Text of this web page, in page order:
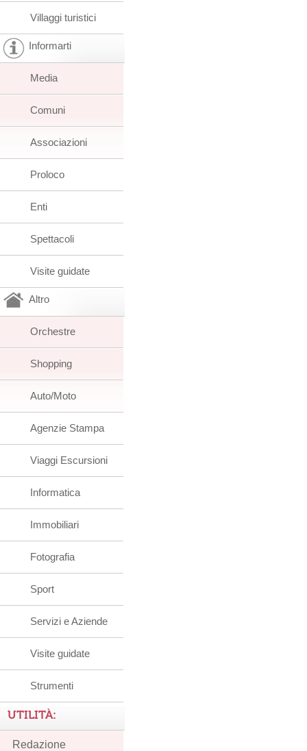
Villaggi turistici
Informarti
Media
Comuni
Associazioni
Proloco
Enti
Spettacoli
Visite guidate
Altro
Orchestre
Shopping
Auto/Moto
Agenzie Stampa
Viaggi Escursioni
Informatica
Immobiliari
Fotografia
Sport
Servizi e Aziende
Visite guidate
Strumenti
UTILITÀ:
Redazione